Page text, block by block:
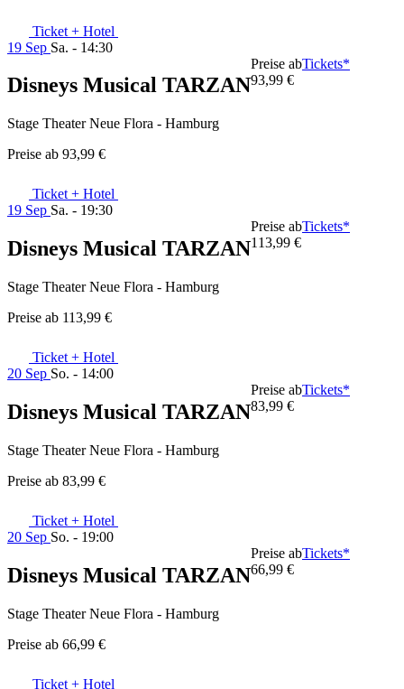
Ticket + Hotel
19 Sep Sa. - 14:30
Disneys Musical TARZAN
Stage Theater Neue Flora - Hamburg
Preise ab 93,99 €
Preise ab
93,99 €
Tickets*
Ticket + Hotel
19 Sep Sa. - 19:30
Disneys Musical TARZAN
Stage Theater Neue Flora - Hamburg
Preise ab 113,99 €
Preise ab
113,99 €
Tickets*
Ticket + Hotel
20 Sep So. - 14:00
Disneys Musical TARZAN
Stage Theater Neue Flora - Hamburg
Preise ab 83,99 €
Preise ab
83,99 €
Tickets*
Ticket + Hotel
20 Sep So. - 19:00
Disneys Musical TARZAN
Stage Theater Neue Flora - Hamburg
Preise ab 66,99 €
Preise ab
66,99 €
Tickets*
Ticket + Hotel